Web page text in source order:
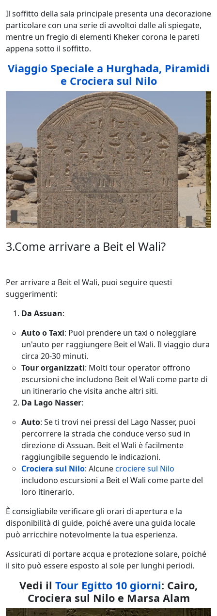
Il soffitto della sala principale presenta una decorazione
particolare con una serie di avvoltoi dalle ali spiegate,
mentre un fregio di elementi Kheker corona le pareti
appena sotto il soffitto.
Viaggio Speciale a Hurghada, Piramidi
e Crociera sul Nilo
3.Come arrivare a Beit el Wali?
Per arrivare a Beit el Wali, puoi seguire questi
suggerimenti:
Da Assuan:
Auto o Taxi: Puoi prendere un taxi o noleggiare
un'auto per raggiungere Beit el Wali. Il viaggio dura
circa 20-30 minuti.
Tour organizzati: Molti tour operator offrono
escursioni che includono Beit el Wali come parte di
un itinerario che visita anche altri siti.
Da Lago Nasser:
Auto: Se ti trovi nei pressi del Lago Nasser, puoi
percorrere la strada che conduce verso sud in
direzione di Assuan. Beit el Wali è facilmente
raggiungibile seguendo le indicazioni.
Crociera sul Nilo: Alcunecrociere sul Nilo
includono escursioni a Beit el Wali come parte del
loro itinerario.
È consigliabile verificare gli orari di apertura e la
disponibilità di guide, poiché avere una guida locale
può arricchire notevolmente la tua esperienza.
Assicurati di portare acqua e protezione solare, poiché
il sito può essere esposto al sole per lunghi periodi.
Vedi il Tour Egitto 10 giorni: Cairo,
Crociera sul Nilo e Marsa Alam